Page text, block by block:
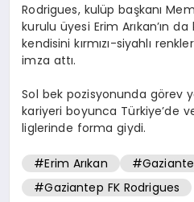
Rodrigues, kulüp başkanı
kurulu üyesi Erim Arıkan’ın
kendisini kırmızı-siyahlı
imza attı.
Sol bek pozisyonunda görev
kariyeri boyunca Türkiye’de
liglerinde forma giydi.
#Erim Arıkan
#Gaziantep FK Rodrigues